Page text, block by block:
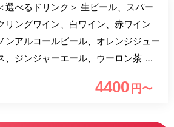
選べるドリンク＞ 生ビール、スパー
リングワイン、白ワイン、赤ワイン
ンアルコールビール、オレンジジュー
、ジンジャーエール、ウーロン茶 選
ランチプランをご提供いたします。 前
4400 円〜